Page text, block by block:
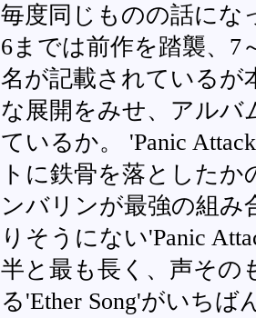
毎度同じものの話にな
6までは前作を踏襲、7
名が記載されているが
な展開をみせ、アルバ
ているか。 'Panic
トに鉄骨を落とした
ンバリンが最強の組
りそうにない'Panic
半と最も長く、声その
る'Ether Song'がいちば